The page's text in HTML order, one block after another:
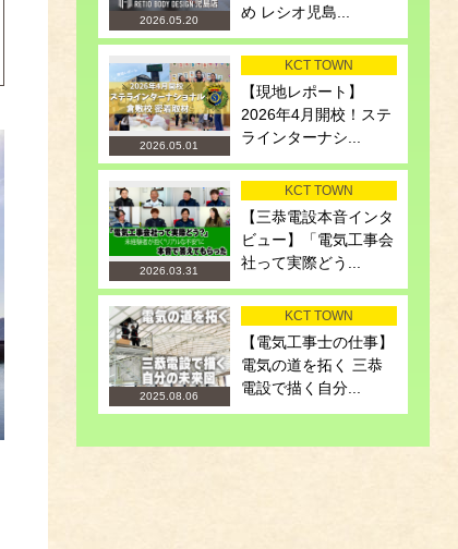
2026.05.20
め レシオ児島...
2026.05.01
KCT TOWN
【現地レポート】
2026年4月開校！ステ
ラインターナシ...
2026.03.31
KCT TOWN
【三恭電設本音インタ
ビュー】「電気工事会
社って実際どう...
2025.08.06
KCT TOWN
【電気工事士の仕事】
電気の道を拓く 三恭
電設で描く自分...